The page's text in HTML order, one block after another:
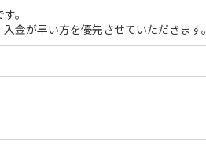
。
金が早い方を優先させていただきます。